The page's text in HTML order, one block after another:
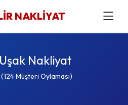
NAKLİYAT
Nakliyat
(124 Müşteri Oylaması)